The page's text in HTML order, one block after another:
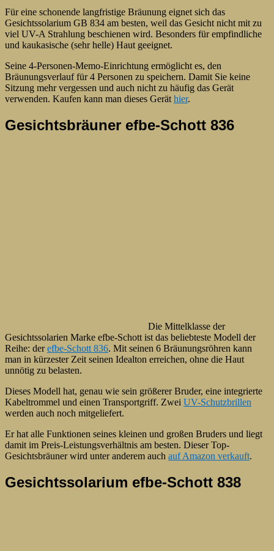
Für eine schonende langfristige Bräunung eignet sich das
Gesichtssolarium GB 834 am besten, weil das Gesicht nicht mit zu
viel UV-A Strahlung beschienen wird. Besonders für empfindliche
und kaukasische (sehr helle) Haut geeignet.
Seine 4-Personen-Memo-Einrichtung ermöglicht es, den
Bräunungsverlauf für 4 Personen zu speichern. Damit Sie keine
Sitzung mehr vergessen und auch nicht zu häufig das Gerät
verwenden. Kaufen kann man dieses Gerät hier.
Gesichtsbräuner efbe-Schott 836
Die Mittelklasse der
Gesichtssolarien Marke efbe-Schott ist das beliebteste Modell der
Reihe: derefbe-Schott 836. Mit seinen 6 Bräunungsröhren kann
man in kürzester Zeit seinen Idealton erreichen, ohne die Haut
unnötig zu belasten.
Dieses Modell hat, genau wie sein größerer Bruder, eine integrierte
Kabeltrommel und einen Transportgriff. Zwei UV-Schutzbrillen
werden auch noch mitgeliefert.
Er hat alle Funktionen seines kleinen und großen Bruders und liegt
damit im Preis-Leistungsverhältnis am besten. Dieser Top-
Gesichtsbräuner wird unter anderem auch auf Amazon verkauft.
Gesichtssolarium efbe-Schott 838